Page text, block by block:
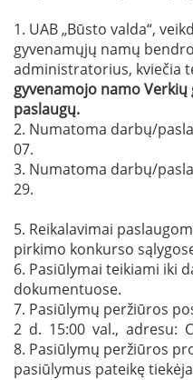
1. UAB „Būsto valda“,
gyvenamųjų namų
administratorius, kviečia
gyvenamojo namoVerkių
paslaugų.
2. Numatoma darbų/
07.
3. Numatoma darbų/
29.
5. Reikalavimai
pirkimo konkurso
6. Pasiūlymai teikiami iki
dokumentuose.
7. Pasiūlymų peržiūros
2 d. 15:00 val., adresu:
8. Pasiūlymų peržiūros
pasiūlymus pateikę